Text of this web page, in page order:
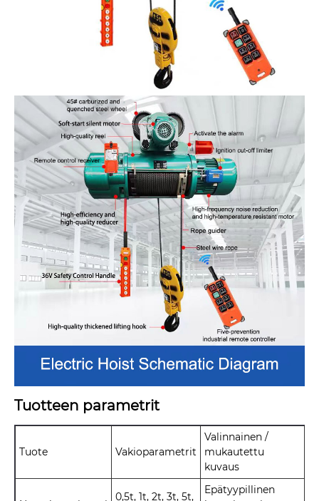
Tuotteen parametrit
Tuote Vakioparametrit
Valinnainen /
mukautettu
kuvaus
0,5t, 1t, 2t, 3t, 5t,
Epätyypillinen